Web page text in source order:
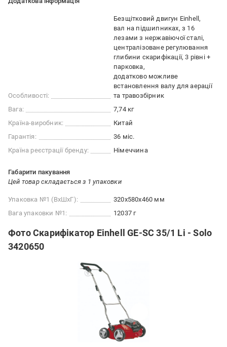
Особливості:
Безщітковий двигун Einhell
вал на підшипниках, з 16
лезами з нержавіючої сталі
централізоване регулювання
глибини скарифікації, 3 рівні +
парковка
додатково можливе
встановлення валу для аерації
та травозбірник
Вага:
7,74 кг
Країна-виробник:
Китай
Гарантія:
36 міс.
Країна реєстрації бренду:
Німеччина
Габарити пакування
Цей товар складається з 1 упаковки
Упаковка №1 (ВхШхГ):
320x580x460 мм
Вага упаковки №1:
12037 г
Фото Скарифікатор Einhell GE-SC 35/1 Li - Solo
3420650